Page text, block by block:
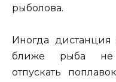
рыболова.
Иногда
ближе рыба не
отпускать